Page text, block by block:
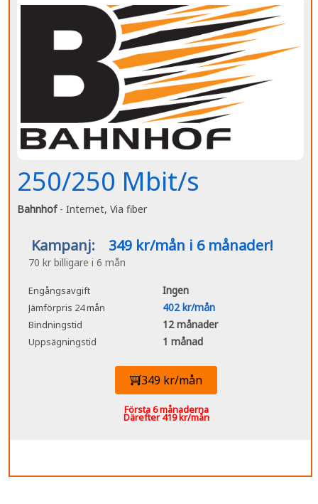
250/250 Mbit/s
Bahnhof- Internet, Via fiber
Kampanj: 349 kr/mån i 6 månader!
70 kr billigare i 6 mån
Engångsavgift Ingen
Jämförpris 24 mån 402 kr/mån
Bindningstid 12 månader
Uppsägningstid 1 månad
349 kr/mån
Första 6 månaderna
Därefter 419 kr/mån